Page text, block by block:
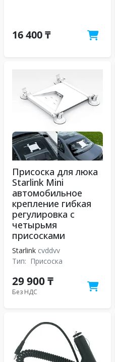
16 400 ₸
Присоска для люка
Starlink Mini
автомобильное
крепление гибкая
регулировка с
четырьмя
присосками
Starlink cvddvv
Тип: Присоска
29 900 ₸
Без НДС